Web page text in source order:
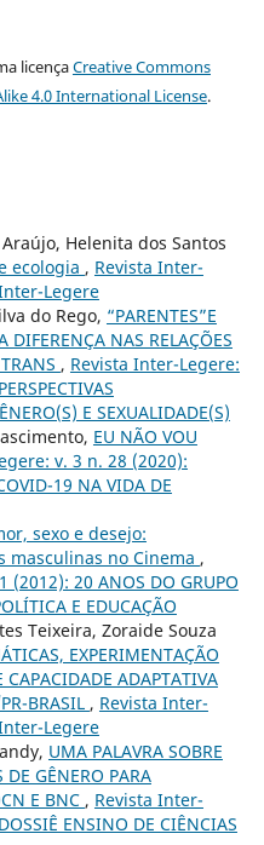
licençaCreative Commons
4.0 International License.
Helenita dos Santos
ecologia , Revista Inter-
Legere
do Rego, “PARENTES”E
DIFERENÇA NAS RELAÇÕES
, Revista Inter-Legere:
E SEXUALIDADE(S)
EU NÃO VOU
v. 3 n. 28 (2020):
19 NA VIDA DE
sexo e desejo:
masculinas no Cinema ,
20 ANOS DO GRUPO
E EDUCAÇÃO
Teixeira, Zoraide Souza
EXPERIMENTAÇÃO
CAPACIDADE ADAPTATIVA
BRASIL , Revista Inter-
Legere
UMA PALAVRA SOBRE
GÊNERO PARA
E BNC , Revista Inter-
ENSINO DE CIÊNCIAS